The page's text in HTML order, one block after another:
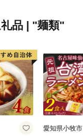
品 | "麺類"
愛知県小牧市